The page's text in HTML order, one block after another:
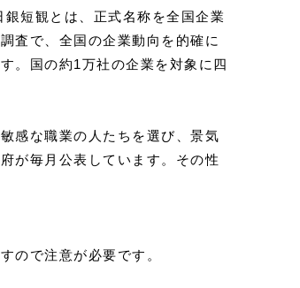
短観とは、正式名称を全国企業
査で、全国の企業動向を的確に
。国の約1万社の企業を対象に四
感な職業の人たちを選び、景気
が毎月公表しています。その性
ので注意が必要です。